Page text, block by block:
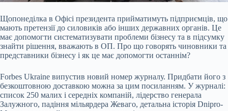
Щопонеділка в Офісі президента прийматимуть підприємців, що
мають претензії до силовиків або інших державних органів. Це
має допомогти систематизувати проблеми бізнесу та в підсумку
знайти рішення, вважають в ОП. Про що говорять чиновники та
представники бізнесу і як це має допомогти останнім?
Forbes Ukraine випустив новий номер журналу. Придбати його з
безкоштовною доставкою можна за цим посиланням. У журналі:
список 250 малих і середніх компаній, лідерство генерала
Залужного, падіння мільярдера Жеваго, детальна історія Dnipro-